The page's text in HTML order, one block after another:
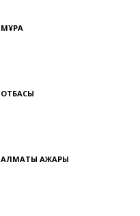
МҰРА
ОТБАСЫ
АЛМАТЫ АЖАРЫ